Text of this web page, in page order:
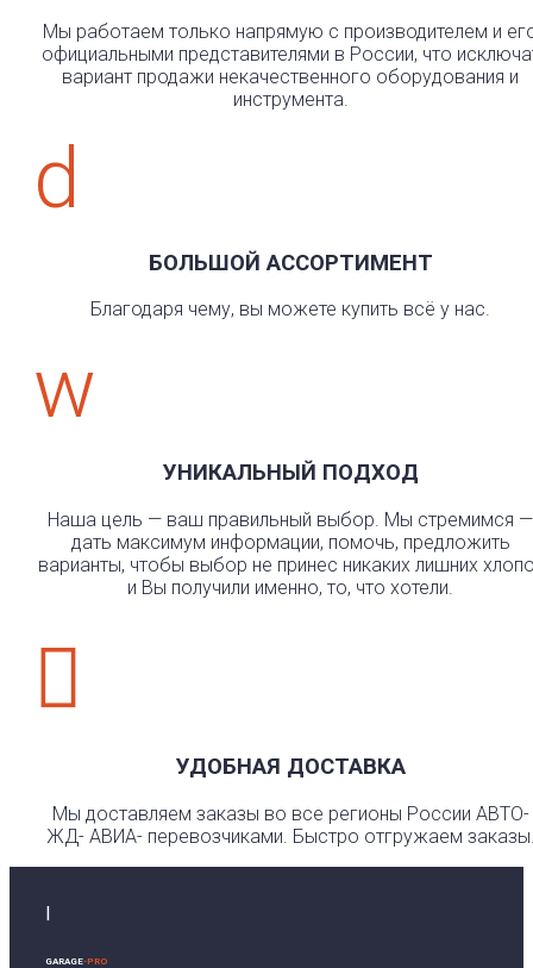
Мы работаем только напрямую с производителем и
официальными представителями в России, что
вариант продажи некачественного оборудования и
инструмента.
d
БОЛЬШОЙ АССОРТИМЕНТ
Благодаря чему, вы можете купить всё у нас.
w
УНИКАЛЬНЫЙ ПОДХОД
Наша цель — ваш правильный выбор. Мы стремимся —
дать максимум информации, помочь, предложить
варианты, чтобы выбор не принес никаких лишних
и Вы получили именно, то, что хотели.

УДОБНАЯ ДОСТАВКА
Мы доставляем заказы во все регионы России АВТО-
ЖД- АВИА- перевозчиками. Быстро отгружаем
I
GARAGE-PRO